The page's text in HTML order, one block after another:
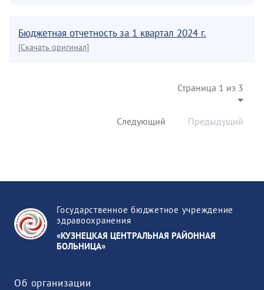
Бюджетная отчетность за 1 квартал 2024 г.
[Скачать оригинал]
Страница 1 из 3
Предыдущий
Следующий
Государственное бюджетное учреждение
здравоохранения
«КУЗНЕЦКАЯ ЦЕНТРАЛЬНАЯ РАЙОННАЯ
БОЛЬНИЦА»
Об организации